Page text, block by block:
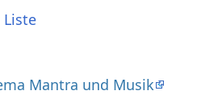
Mantra und Musik